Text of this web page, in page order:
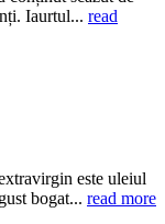
Iaurtul... read
este uleiul
bogat... read more